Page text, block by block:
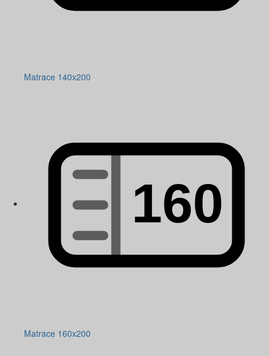
Matrace 140x200
Matrace 160x200